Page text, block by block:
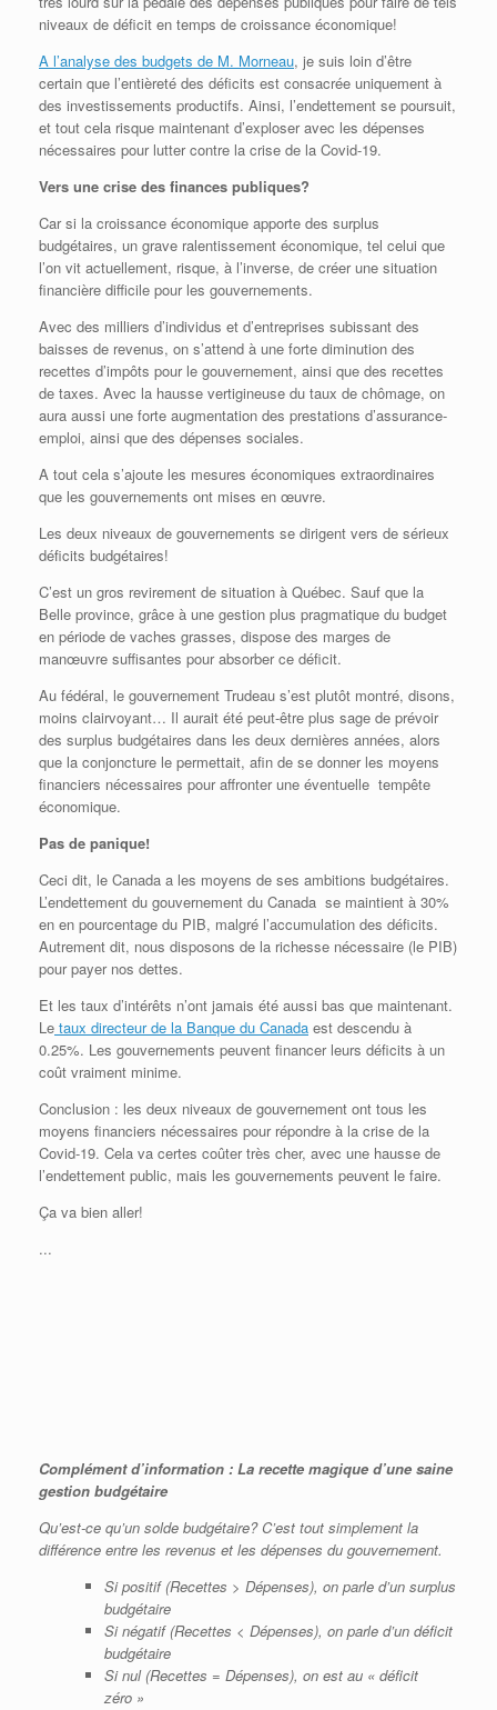
niveaux de déficit en temps de croissance économique!
A l’analyse des budgets de M. Morneau, je suis loin d’être
certain que l’entièreté des déficits est consacrée uniquement à
des investissements productifs. Ainsi, l’endettement se poursuit,
et tout cela risque maintenant d’exploser avec les dépenses
nécessaires pour lutter contre la crise de la Covid-19.
Vers une crise des finances publiques?
Car si la croissance économique apporte des surplus
budgétaires, un grave ralentissement économique, tel celui que
l’on vit actuellement, risque, à l’inverse, de créer une situation
financière difficile pour les gouvernements.
Avec des milliers d’individus et d’entreprises subissant des
baisses de revenus, on s’attend à une forte diminution des
recettes d’impôts pour le gouvernement, ainsi que des recettes
de taxes. Avec la hausse vertigineuse du taux de chômage, on
aura aussi une forte augmentation des prestations d’assurance-
emploi, ainsi que des dépenses sociales.
A tout cela s’ajoute les mesures économiques extraordinaires
que les gouvernements ont mises en œuvre.
Les deux niveaux de gouvernements se dirigent vers de sérieux
déficits budgétaires!
C’est un gros revirement de situation à Québec. Sauf que la
Belle province, grâce à une gestion plus pragmatique du budget
en période de vaches grasses, dispose des marges de
manœuvre suffisantes pour absorber ce déficit.
Au fédéral, le gouvernement Trudeau s’est plutôt montré, disons,
moins clairvoyant… Il aurait été peut-être plus sage de prévoir
des surplus budgétaires dans les deux dernières années, alors
que la conjoncture le permettait, afin de se donner les moyens
financiers nécessaires pour affronter une éventuelle tempête
économique.
Pas de panique!
Ceci dit, le Canada a les moyens de ses ambitions budgétaires.
L’endettement du gouvernement du Canada se maintient à 30%
en en pourcentage du PIB, malgré l’accumulation des déficits.
Autrement dit, nous disposons de la richesse nécessaire (le PIB)
pour payer nos dettes.
Et les taux d’intérêts n’ont jamais été aussi bas que maintenant.
Le taux directeur de la Banque du Canada est descendu à
0.25%. Les gouvernements peuvent financer leurs déficits à un
coût vraiment minime.
Conclusion : les deux niveaux de gouvernement ont tous les
moyens financiers nécessaires pour répondre à la crise de la
Covid-19. Cela va certes coûter très cher, avec une hausse de
l’endettement public, mais les gouvernements peuvent le faire.
Ça va bien aller!
...
Complément d’information : La recette magique d’une saine
gestion budgétaire
Qu’est-ce qu’un solde budgétaire? C’est tout simplement la
différence entre les revenus et les dépenses du gouvernement.
Si positif (Recettes > Dépenses), on parle d’un surplus
budgétaire
Si négatif (Recettes < Dépenses), on parle d’un déficit
budgétaire
Si nul (Recettes = Dépenses), on est au « déficit
zéro »